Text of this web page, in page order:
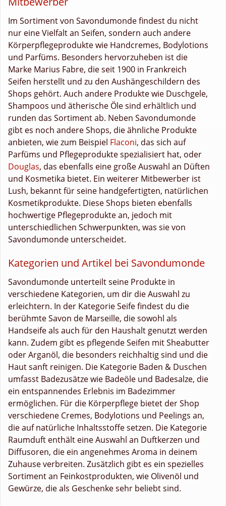
Im Sortiment von Savondumonde findest du nicht
nur eine Vielfalt an Seifen, sondern auch andere
Körperpflegeprodukte wie Handcremes, Bodylotions
und Parfüms. Besonders hervorzuheben ist die
Marke Marius Fabre, die seit 1900 in Frankreich
Seifen herstellt und zu den Aushängeschildern des
Shops gehört. Auch andere Produkte wie Duschgele,
Shampoos und ätherische Öle sind erhältlich und
runden das Sortiment ab. Neben Savondumonde
gibt es noch andere Shops, die ähnliche Produkte
anbieten, wie zum Beispiel Flaconi, das sich auf
Parfüms und Pflegeprodukte spezialisiert hat, oder
Douglas, das ebenfalls eine große Auswahl an Düften
und Kosmetika bietet. Ein weiterer Mitbewerber ist
Lush, bekannt für seine handgefertigten, natürlichen
Kosmetikprodukte. Diese Shops bieten ebenfalls
hochwertige Pflegeprodukte an, jedoch mit
unterschiedlichen Schwerpunkten, was sie von
Savondumonde unterscheidet.
Kategorien und Artikel bei Savondumonde
Savondumonde unterteilt seine Produkte in
verschiedene Kategorien, um dir die Auswahl zu
erleichtern. In der Kategorie Seife findest du die
berühmte Savon de Marseille, die sowohl als
Handseife als auch für den Haushalt genutzt werden
kann. Zudem gibt es pflegende Seifen mit Sheabutter
oder Arganöl, die besonders reichhaltig sind und die
Haut sanft reinigen. Die Kategorie Baden & Duschen
umfasst Badezusätze wie Badeöle und Badesalze, die
ein entspannendes Erlebnis im Badezimmer
ermöglichen. Für die Körperpflege bietet der Shop
verschiedene Cremes, Bodylotions und Peelings an,
die auf natürliche Inhaltsstoffe setzen. Die Kategorie
Raumduft enthält eine Auswahl an Duftkerzen und
Diffusoren, die ein angenehmes Aroma in deinem
Zuhause verbreiten. Zusätzlich gibt es ein spezielles
Sortiment an Feinkostprodukten, wie Olivenöl und
Gewürze, die als Geschenke sehr beliebt sind.